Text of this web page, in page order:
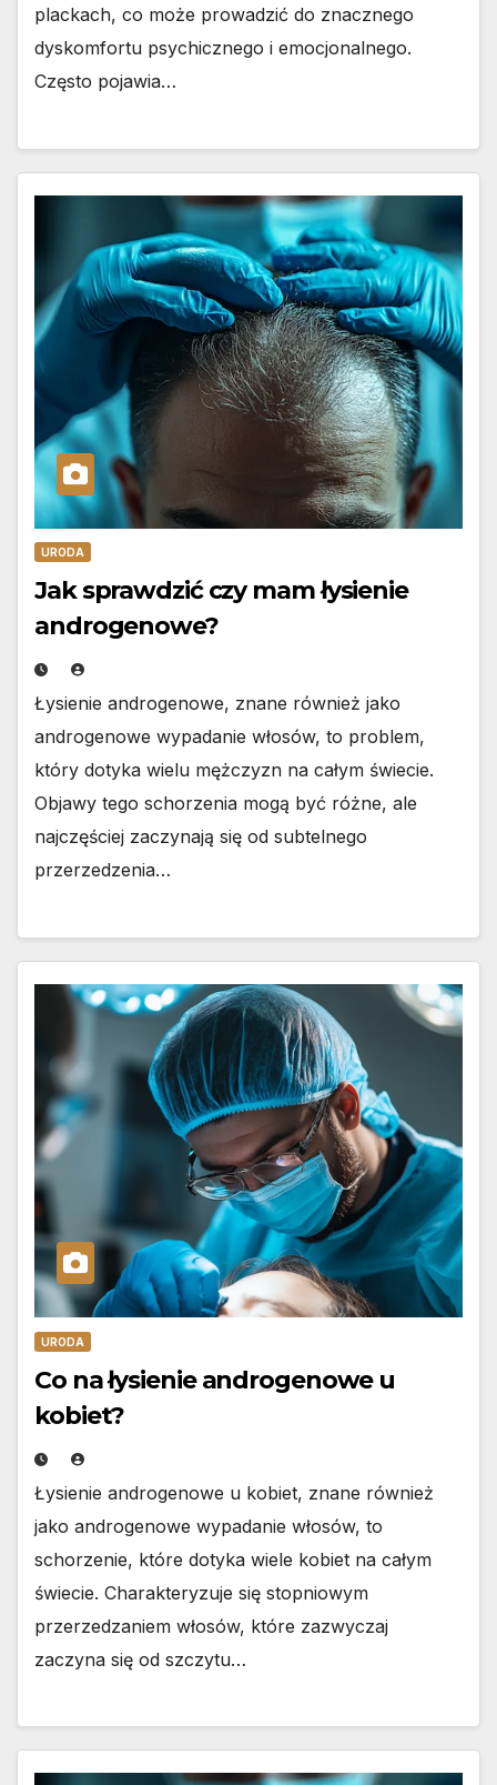
plackach, co może prowadzić do znacznego
dyskomfortu psychicznego i emocjonalnego.
Często pojawia…
URODA
Jak sprawdzić czy mam łysienie
androgenowe?
Łysienie androgenowe, znane również jako
androgenowe wypadanie włosów, to problem,
który dotyka wielu mężczyzn na całym świecie.
Objawy tego schorzenia mogą być różne, ale
najczęściej zaczynają się od subtelnego
przerzedzenia…
URODA
Co na łysienie androgenowe u
kobiet?
Łysienie androgenowe u kobiet, znane również
jako androgenowe wypadanie włosów, to
schorzenie, które dotyka wiele kobiet na całym
świecie. Charakteryzuje się stopniowym
przerzedzaniem włosów, które zazwyczaj
zaczyna się od szczytu…